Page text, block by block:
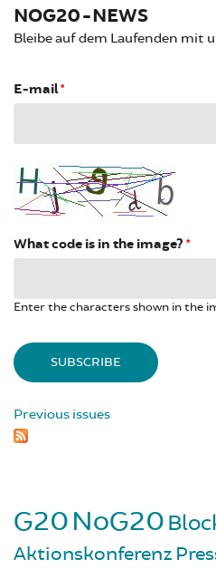
NOG20-NEWS
Bleibe auf dem Laufenden mit
E-mail*
What code is in the image? *
Enter the characters shown in the
Previous issues
G20NoG20
Aktionskonferenz